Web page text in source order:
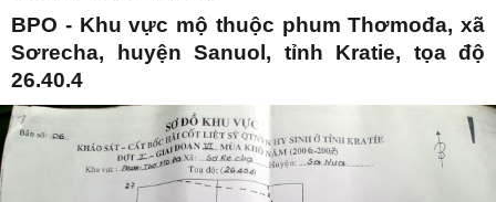
BPO - Khu vực mộ thuộc phum Thơmođa, xã
Sơrecha, huyện Sanuol, tỉnh Kratie, tọa độ
26.40.4